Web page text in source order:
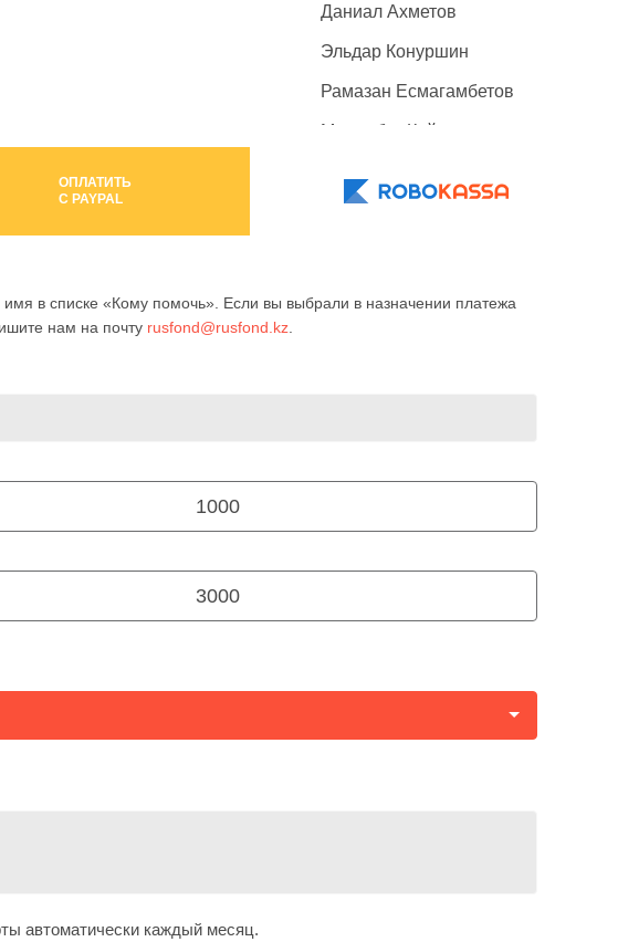
Даниал Ахметов
Эльдар Конуршин
Рамазан Есмагамбетов
Махамбет Кайролда
Настя Гарилева
Вероника Панцакова
Эмирхан Алиев
ОПЛАТИТЬ
C PAYPAL
в списке «Кому помочь». Если вы выбрали в назначении платежа
нам на почту rusfond@rusfond.kz
1000
3000
автоматически каждый месяц.